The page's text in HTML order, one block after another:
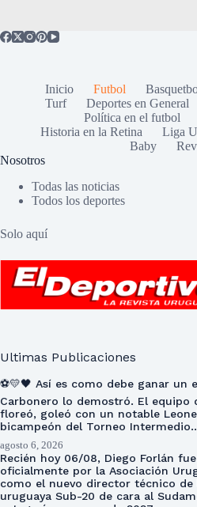
Inicio Futbol
Turf
Deportes en General
Política en el futbol
Historia en la Retina
Liga
Baby
Nosotros
Todas las noticias
Todos los deportes
Solo aquí
Ultimas Publicaciones
⚽💛🖤 Así es como debe ganar un
Carbonero lo demostró. El equipo
floreó, goleó con un notable
bicampeón del Torneo
agosto 6, 2026
Recién hoy 06/08, Diego Forlán
oficialmente por la Asociación
como el nuevo director técnico de
uruguaya Sub-20 de cara al